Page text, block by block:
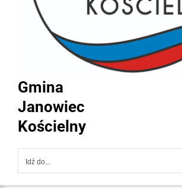
Gmina
Janowiec
Kościelny
Idź do...